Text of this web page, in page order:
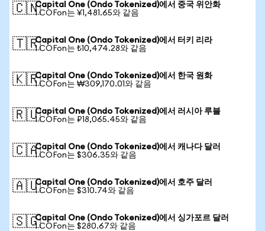
🇨🇳Capital One (Ondo Tokenized)에서 중국 위안화
1 COFon는 ¥1,481.65와 같음
🇹🇷Capital One (Ondo Tokenized)에서 터키 리라
1 COFon는 ₺10,474.28와 같음
🇰🇷Capital One (Ondo Tokenized)에서 한국 원화
1 COFon는 ₩309,170.01와 같음
🇷🇺Capital One (Ondo Tokenized)에서 러시아 루블
1 COFon는 ₽18,065.45와 같음
🇨🇦Capital One (Ondo Tokenized)에서 캐나다 달러
1 COFon는 $306.35와 같음
🇦🇺Capital One (Ondo Tokenized)에서 호주 달러
1 COFon는 $310.74와 같음
🇸🇬Capital One (Ondo Tokenized)에서 싱가포르 달러
1 COFon는 $280.67와 같음